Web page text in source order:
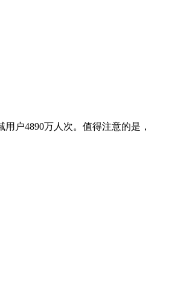
户4890万人次。值得注意的是，